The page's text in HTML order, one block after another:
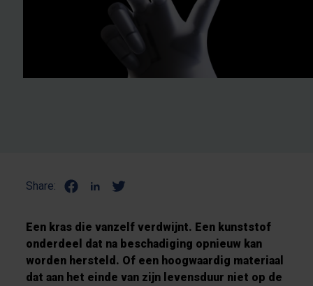
Share:
Een kras die vanzelf verdwijnt. Een kunststof
onderdeel dat na beschadiging opnieuw kan
worden hersteld. Of een hoogwaardig materiaal
dat aan het einde van zijn levensduur niet op de